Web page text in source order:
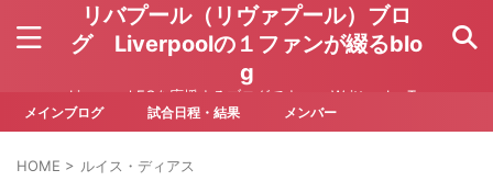
リバプール（リヴァプール）ブロ
グ Liverpoolの１ファンが綴るblo
g
Liverpool FCを応援するブログです Written by To
ru Yoda
メインブログ 試合日程・結果 メンバー
HOME > ルイス・ディアス